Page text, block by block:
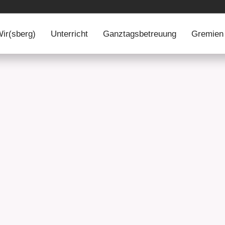
Unterricht Ganztagsbetreuung Gremien
Wir(sberg) Unterricht Ganztagsbetreuung